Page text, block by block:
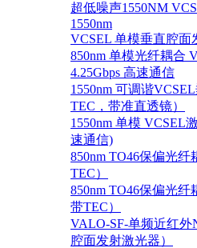
超低噪声1550NM
1550nm
VCSEL 单模垂直腔面
850nm 单模光纤耦合
4.25Gbps 高速通信
1550nm 可调谐
TEC，带准直透镜）
1550nm 单模 VCSEL
速通信)
850nm TO46保偏光
TEC）
850nm TO46保偏光
带TEC）
VALO-SF-单频近红
腔面发射激光器）